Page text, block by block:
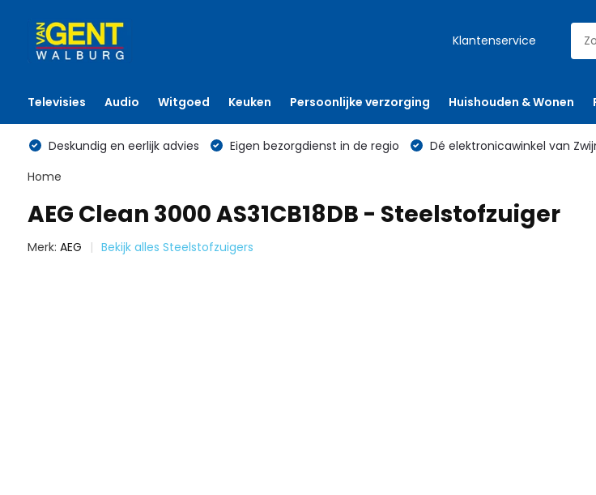
Klantenservice
Televisies Audio Witgoed Keuken Persoonlijke verzorging Huishouden & Wonen
Deskundig en eerlijk advies Eigen bezorgdienst in de regio
Dé elektronicawinkel van
Home
AEG Clean 3000 AS31CB18DB - Steelstofzuiger
Merk: AEG Bekijk alles Steelstofzuigers